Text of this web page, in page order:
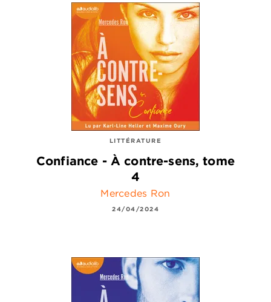
LITTÉRATURE
Confiance - À contre-sens, tome
4
Mercedes Ron
24/04/2024